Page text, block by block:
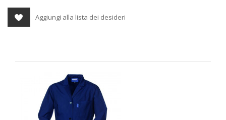
Aggiungi alla lista dei desideri